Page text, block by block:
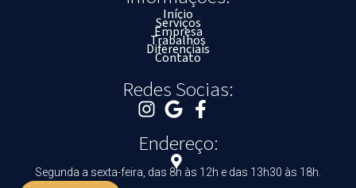
Início
Serviços
Empresa
Trabalhos
Diferenciais
Contato
Redes Socias:
Endereço:
Segunda a sexta-feira, das 8h às 12h e das 13h30 às 18h.